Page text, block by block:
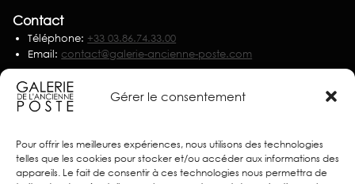
Gérer le consentement
Pour offrir les meilleures expériences, nous utilisons des technologies
telles que les cookies pour stocker et/ou accéder aux informations des
appareils. Le fait de consentir à ces technologies nous permettra de
Contact
Téléphone: +33 03.86.74.33.00
Email: contact@galerie-ancienne-poste.com
Nous écrire
Partenaires